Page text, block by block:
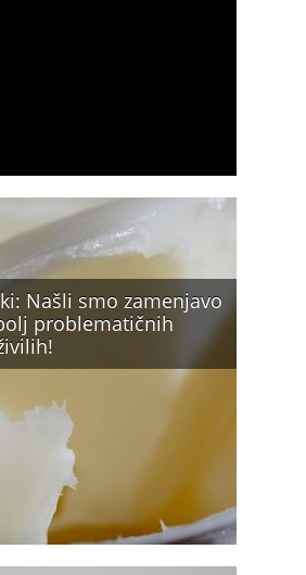
Našli smo zamenjavo
problematičnih